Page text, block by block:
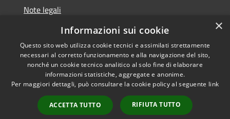
Note legali
Dichiarazione di accessibilità
Accessibilità
Copyright © 2026 • Comune di
Cupramontana • Powered by
Municipium•
Accesso
redazione
×
Informazioni sui cookie
Questo sito web utilizza cookie tecnici e assimilati strettamente
necessari al corretto funzionamento e alla navigazione del sito,
nonché un cookie tecnico analitico al solo fine di elaborare
informazioni statistiche, aggregate e anonime.
Per maggiori dettagli, può consultare la cookie policy al seguente link
ACCETTA TUTTO RIFIUTA TUTTO